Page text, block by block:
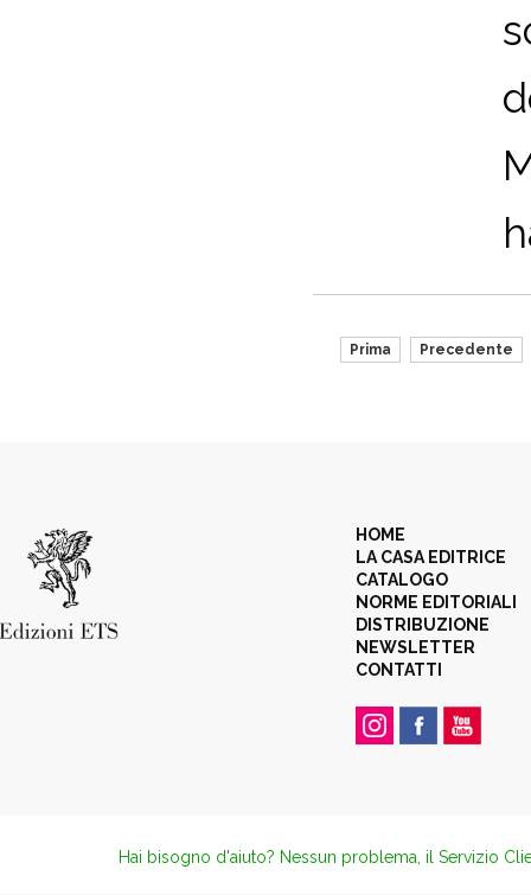
Prima Precedente
HOME
LA CASA EDITRICE
CATALOGO
NORME EDITORIALI
DISTRIBUZIONE
NEWSLETTER
CONTATTI
Hai bisogno d'aiuto? Nessun problema, il Servizio